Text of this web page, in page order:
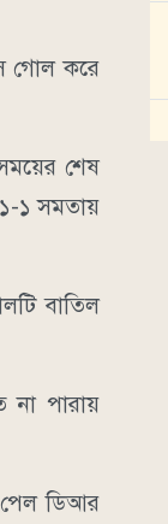
গোল করে
শেষ
১-১ সমতায়
বাতিল
না পারায়
পেল ডিআর